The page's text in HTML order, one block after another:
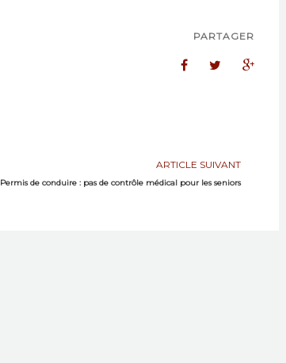
PARTAGER
ARTICLE SUIVANT
Permis de conduire : pas de contrôle médical pour les seniors